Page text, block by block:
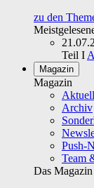
zu den
Teil I
Magazin
Magazin
Archiv
Push-
Team
Das Magazin